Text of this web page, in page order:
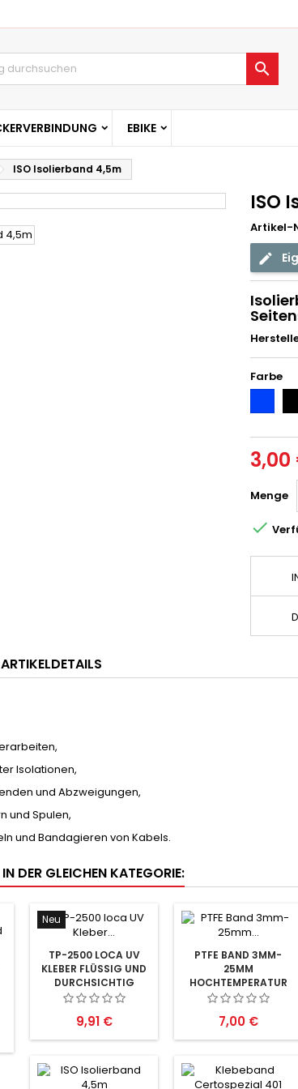

EBIKE
ISO Isolierband 4,5m
ISO
Artikel-
Farbe
3,00
Menge

ARTIKELDETAILS
Isolationen,
und Abzweigungen,
und Spulen,
und Bandagieren von Kabels.
DER GLEICHEN KATEGORIE:
Neu
TP-2500 LOCA UV
KLEBER FLÜSSIG UND
DURCHSICHTIG
Preis
9,91 €
PTFE BAND 3MM-
25MM
HOCHTEMPERATUR
BESTÄNDIG 10M
Preis
7,00 €